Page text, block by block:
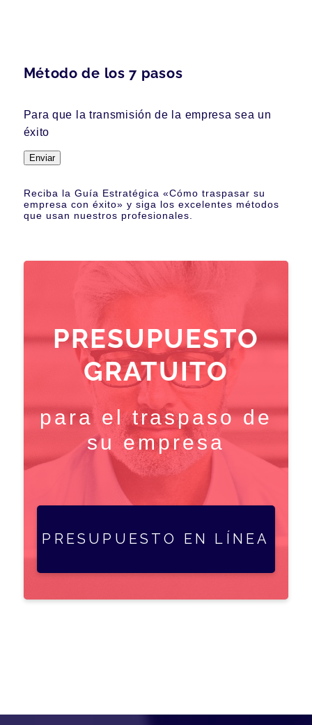
Método de los 7 pasos
Para que la transmisión de la empresa sea un
éxito
Enviar
Reciba la Guía Estratégica «Cómo traspasar su
empresa con éxito» y siga los excelentes métodos
que usan nuestros profesionales.
PRESUPUESTO
GRATUITO
para el traspaso de
su empresa
PRESUPUESTO EN LÍNEA